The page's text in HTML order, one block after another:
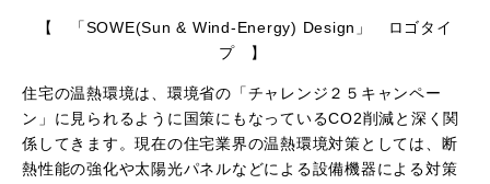
【 「SOWE(Sun & Wind-Energy) Design」 ロゴタイ
プ 】
住宅の温熱環境は、環境省の「チャレンジ２５キャンペー
ン」に見られるように国策にもなっているCO2削減と深く関
係してきます。現在の住宅業界の温熱環境対策としては、断
熱性能の強化や太陽光パネルなどによる設備機器による対策